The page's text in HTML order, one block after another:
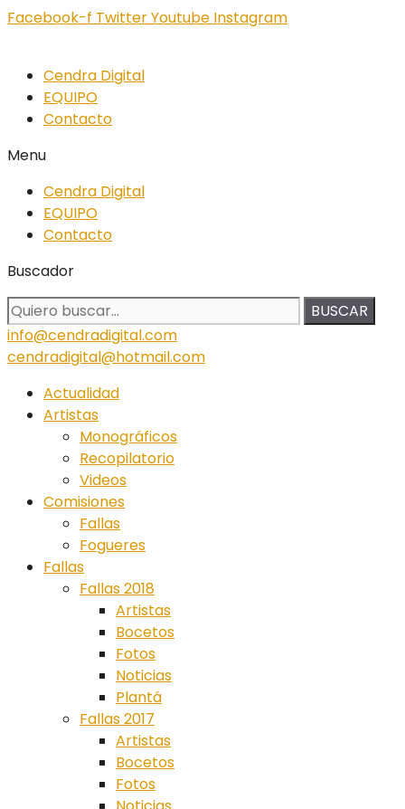
Facebook-f TwitterYoutube Instagram
Cendra Digital
EQUIPO
Contacto
Menu
Cendra Digital
EQUIPO
Contacto
Buscador
BUSCAR
info@cendradigital.com
cendradigital@hotmail.com
Actualidad
Artistas
Monográficos
Recopilatorio
Videos
Comisiones
Fallas
Fogueres
Fallas
Fallas 2018
Artistas
Bocetos
Fotos
Noticias
Plantá
Fallas 2017
Artistas
Bocetos
Fotos